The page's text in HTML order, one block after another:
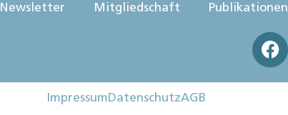
Newsletter Mitgliedschaft Publikationen
ImpressumDatenschutzAGB